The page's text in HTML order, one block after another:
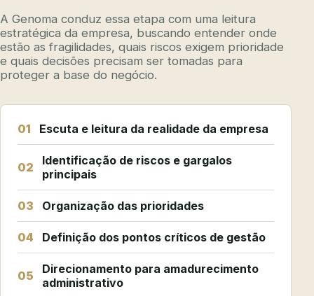
A Genoma conduz essa etapa com uma leitura
estratégica da empresa, buscando entender onde
estão as fragilidades, quais riscos exigem prioridade
e quais decisões precisam ser tomadas para
proteger a base do negócio.
01 Escuta e leitura da realidade da empresa
02
Identificação de riscos e gargalos
principais
03 Organização das prioridades
04 Definição dos pontos críticos de gestão
05
Direcionamento para amadurecimento
administrativo